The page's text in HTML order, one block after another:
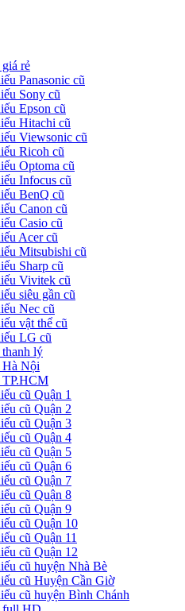
rẻ
Panasonic cũ
Sony cũ
Epson cũ
Hitachi cũ
Viewsonic cũ
Ricoh cũ
Optoma cũ
Infocus cũ
BenQ cũ
Canon cũ
Casio cũ
Acer cũ
Mitsubishi cũ
Sharp cũ
Vivitek cũ
siêu gần cũ
Nec cũ
vật thể cũ
LG cũ
lý
Hà Nội
TP.HCM
cũ Quận 1
cũ Quận 2
cũ Quận 3
cũ Quận 4
cũ Quận 5
cũ Quận 6
cũ Quận 7
cũ Quận 8
cũ Quận 9
cũ Quận 10
cũ Quận 11
cũ Quận 12
cũ huyện Nhà Bè
cũ Huyện Cần Giờ
cũ huyện Bình Chánh